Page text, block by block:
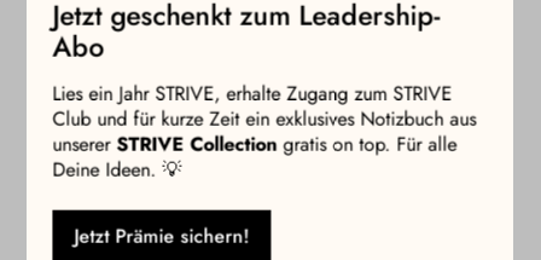
Jurist:innen und juristisches Fachpersonal. Mit
TalentRocket hat sie ein erfolgreiches Unternehmen
verändert hat und heute als prägende Schnittstelle
zwischen Recruiting, Employer Branding und Legal
Tech gilt.
Seit Jahren prägt sie zudem sichtbar die deutsche
Startup-Szene. Sie ist im Startup Verband aktiv, tritt
Jetzt geschenkt zum Leadership-
Abo
Lies ein Jahr STRIVE, erhalte Zugang zum STRIVE
Club und für kurze Zeit ein exklusives Notizbuch aus
unsererSTRIVE Collectiongratis on top. Für alle
Deine Ideen. 💡
Jetzt Prämie sichern!